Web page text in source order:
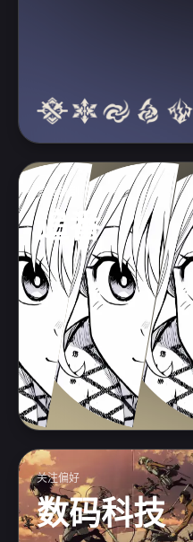
爱好番剧
追番
关注偏好
数码科技